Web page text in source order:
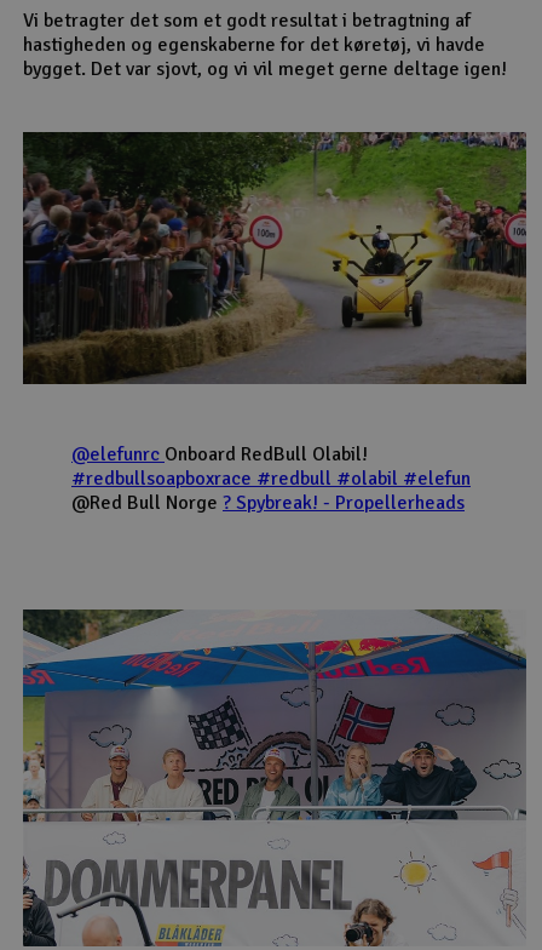
Vi betragter det som et godt resultat i betragtning af
hastigheden og egenskaberne for det køretøj, vi havde
bygget. Det var sjovt, og vi vil meget gerne deltage igen!
@elefunrc Onboard RedBull Olabil!
#redbullsoapboxrace #redbull #olabil #elefun
@Red Bull Norge ? Spybreak! - Propellerheads